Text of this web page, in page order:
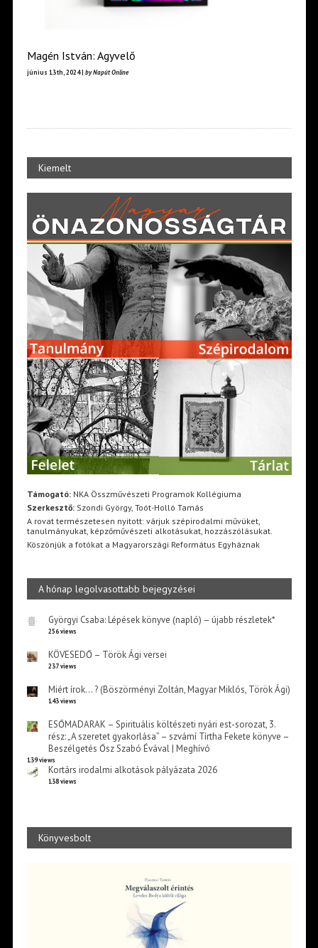
Magén István: Agyvelő
június 13th, 2024 | by Napút Online
Kiemelt
Támogató:NKA Összművészeti Programok Kollégiuma
Szerkesztő:Szondi György, Toót-Holló Tamás
A rovat természetesen nyitott: várjuk szépirodalmi művüket,
tanulmányukat, képzőművészeti alkotásukat, hozzászólásukat.
Köszönjük a fotókat a Magyarországi Református Egyháznak
A hónap legolvasottabb bejegyzései
Györgyi Csaba: Lépések könyve (napló) – újabb részletek*
256 views
KÖVESEDŐ – Török Ági versei
237 views
Miért írok… ? (Böszörményi Zoltán, Magyar Miklós, Török Ági)
143 views
ESŐMADARAK – Spirituális költészeti nyári est-sorozat, 3.
rész: „A szeretet gyakorlása” – szvámí Tírtha Fekete könyve –
Beszélgetés Ősz Szabó Évával | Meghívó
139 views
Kortárs irodalmi alkotások pályázata 2026
138 views
Könyvesbolt